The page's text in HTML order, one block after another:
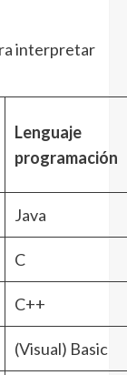
interpretar
Lenguaje
programación
Java
C
C++
(Visual) Basic